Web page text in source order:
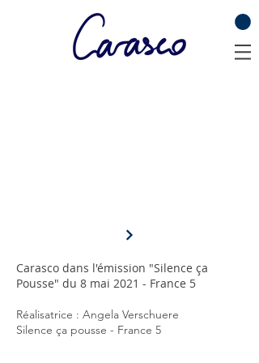
Carasco dans l'émission "Silence ça
Pousse" du 8 mai 2021 - France 5
Réalisatrice : Angela Verschuere
Silence ça pousse - France 5